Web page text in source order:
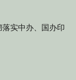
实中办、国办印